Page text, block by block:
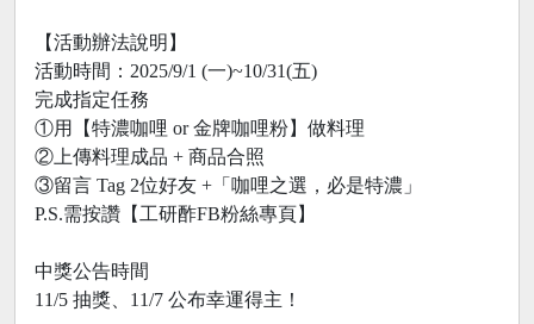
【活動辦法說明】
活動時間：2025/9/1 (一)~10/31(五)
完成指定任務
①用【特濃咖哩 or 金牌咖哩粉】做料理
②上傳料理成品 + 商品合照
③留言 Tag 2位好友 +「咖哩之選，必是特濃」
P.S.需按讚【工研酢FB粉絲專頁】
中獎公告時間
11/5 抽獎、11/7 公布幸運得主！